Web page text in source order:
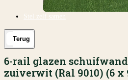
Stel zelf samen
Terug
6-rail glazen
zuiverwit (Ral 9010) (6 x